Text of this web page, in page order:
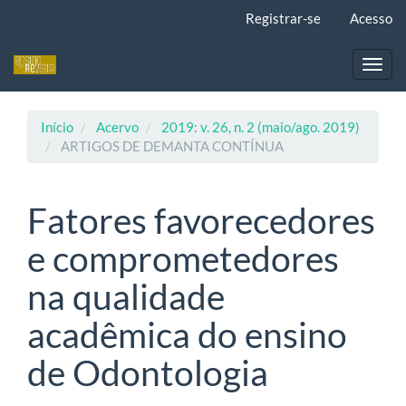
principal
Registrar-se Acesso
Início Acervo
2019: v. 26, n. 2 (maio/ago. 2019)
ARTIGOS DE DEMANTA CONTÍNUA
Fatores favorecedores
e comprometedores
na qualidade
acadêmica do ensino
de Odontologia